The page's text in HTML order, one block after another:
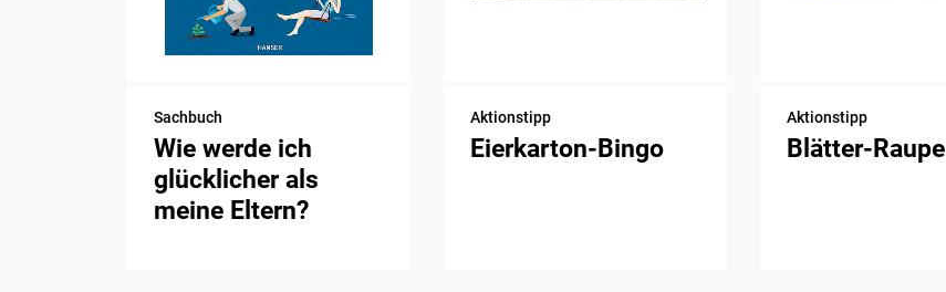
Sachbuch
Wie werde ich
glücklicher als
meine Eltern?
Aktionstipp
Eierkarton-Bingo
Aktionstipp
Blätter-Raupe